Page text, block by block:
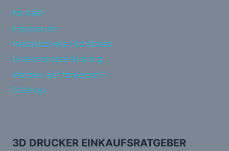
Kontakt
Impressum
Redaktionelle Richtlinien
Datenschutzerklärung
Werben auf threedom?
Sitemap
3D DRUCKER EINKAUFSRATGEBER